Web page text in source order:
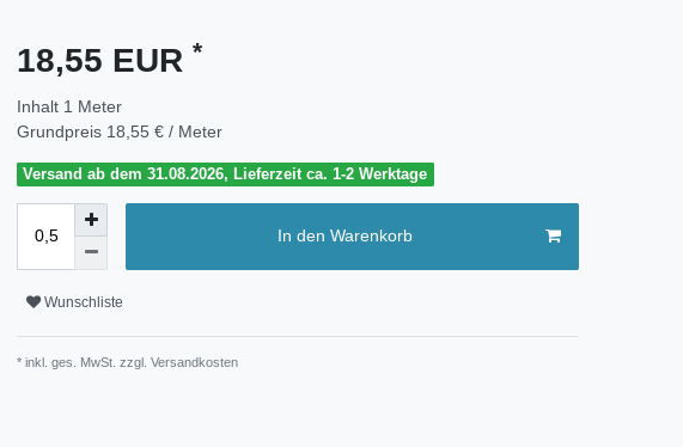
18,55 EUR *
Inhalt 1 Meter
Grundpreis 18,55 € / Meter
Versand ab dem 31.08.2026, Lieferzeit ca. 1-2 Werktage
In den Warenkorb
Wunschliste
* inkl. ges. MwSt. zzgl. Versandkosten